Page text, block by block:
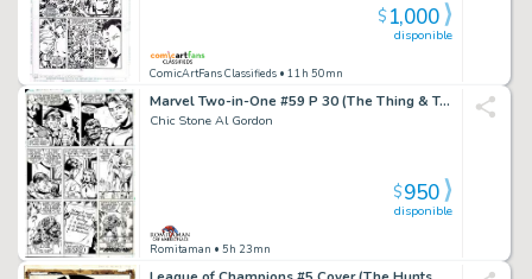
ComicArtFans Classifieds • 11h 50mn
disponible
$1,000
Marvel Two-in-One #59 P 30 (The Thing & Torch Each in 4 Panels!) 1979)
Chic Stone Al Gordon
Romitaman • 5h 23mn
disponible
$950